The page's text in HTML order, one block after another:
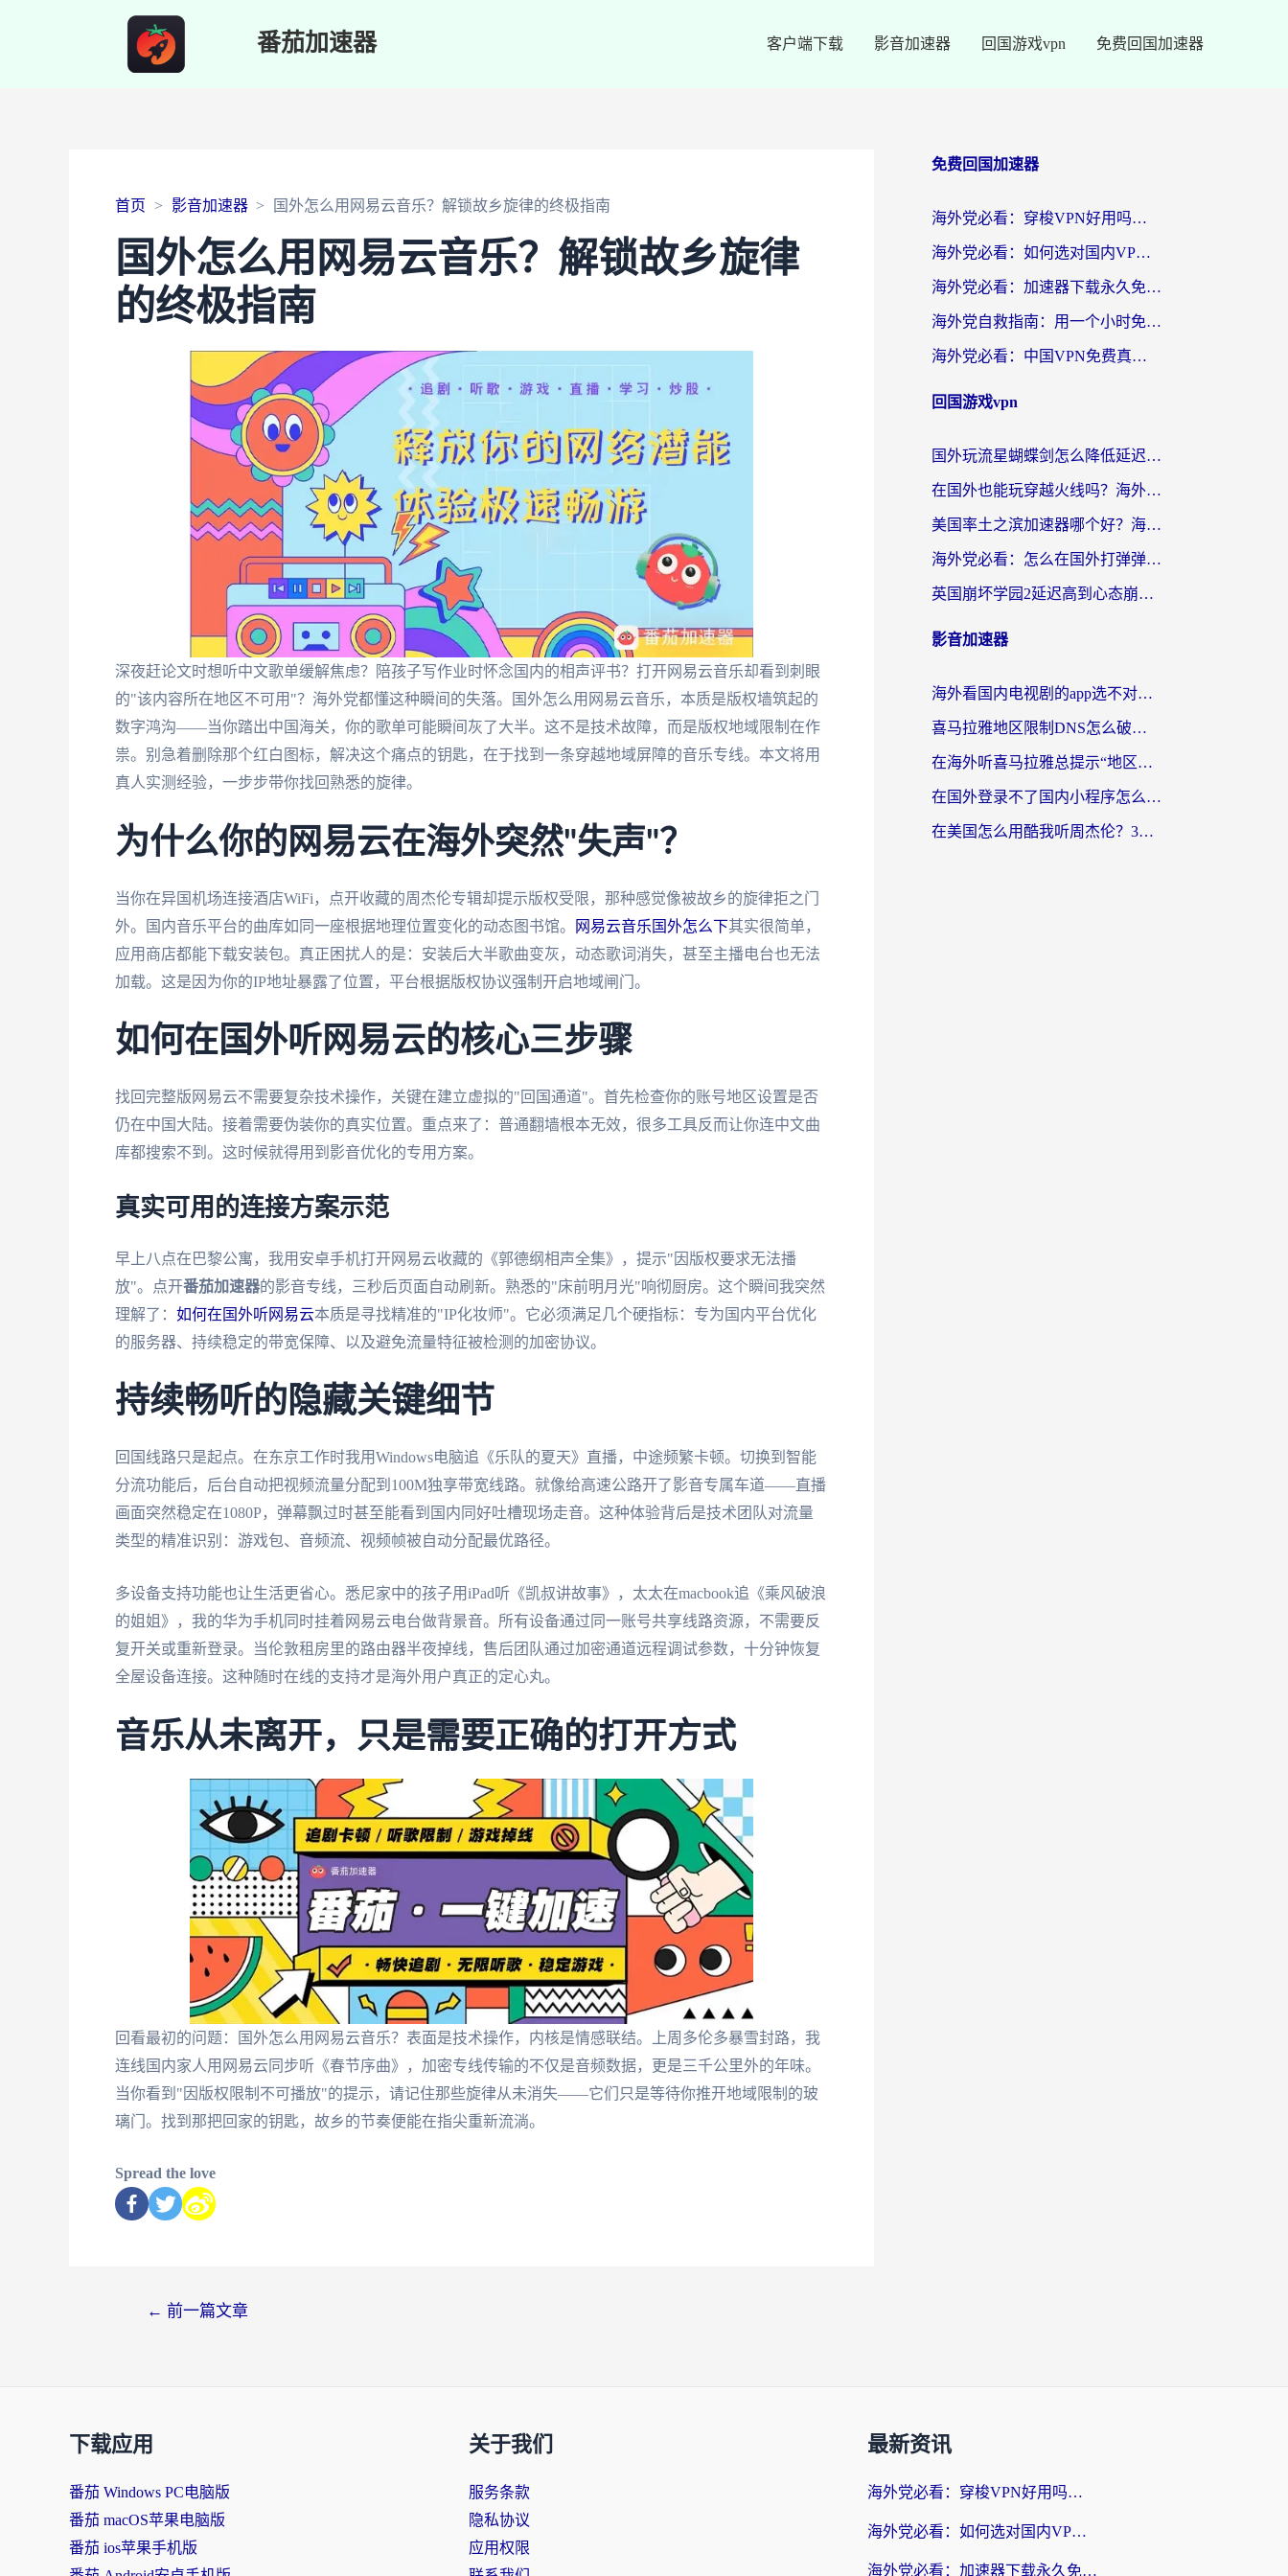
番茄加速器 客户端下载 影音加速器 回国游戏vpn 免费回国加速器
首页 影音加速器 国外怎么用网易云音乐？解锁故乡旋律的终极指南
国外怎么用网易云音乐？解锁故乡旋律
的终极指南
深夜赶论文时想听中文歌单缓解焦虑？陪孩子写作业时怀念国内的相声评书？打开网易云音乐却看到刺眼
的"该内容所在地区不可用"？海外党都懂这种瞬间的失落。国外怎么用网易云音乐，本质是版权墙筑起的
数字鸿沟——当你踏出中国海关，你的歌单可能瞬间灰了大半。这不是技术故障，而是版权地域限制在作
祟。别急着删除那个红白图标，解决这个痛点的钥匙，在于找到一条穿越地域屏障的音乐专线。本文将用
真人实测经验，一步步带你找回熟悉的旋律。
为什么你的网易云在海外突然"失声"？
当你在异国机场连接酒店WiFi，点开收藏的周杰伦专辑却提示版权受限，那种感觉像被故乡的旋律拒之门
外。国内音乐平台的曲库如同一座根据地理位置变化的动态图书馆。
网易云音乐国外怎么下其实很简单，
应用商店都能下载安装包。真正困扰人的是：安装后大半歌曲变灰，动态歌词消失，甚至主播电台也无法
加载。这是因为你的IP地址暴露了位置，平台根据版权协议强制开启地域闸门。
如何在国外听网易云的核心三步骤
找回完整版网易云不需要复杂技术操作，关键在建立虚拟的"回国通道"。首先检查你的账号地区设置是否
仍在中国大陆。接着需要伪装你的真实位置。重点来了：普通翻墙根本无效，很多工具反而让你连中文曲
库都搜索不到。这时候就得用到影音优化的专用方案。
真实可用的连接方案示范
早上八点在巴黎公寓，我用安卓手机打开网易云收藏的《郭德纲相声全集》，提示"因版权要求无法播
放"。点开番茄加速器的影音专线，三秒后页面自动刷新。熟悉的"床前明月光"响彻厨房。这个瞬间我突然
理解了： 如何在国外听网易云本质是寻找精准的"IP化妆师"。它必须满足几个硬指标：专为国内平台优化
的服务器、持续稳定的带宽保障、以及避免流量特征被检测的加密协议。
持续畅听的隐藏关键细节
回国线路只是起点。在东京工作时我用Windows电脑追《乐队的夏天》直播，中途频繁卡顿。切换到智能
分流功能后，后台自动把视频流量分配到100M独享带宽线路。就像给高速公路开了影音专属车道——直播
画面突然稳定在1080P，弹幕飘过时甚至能看到国内同好吐槽现场走音。这种体验背后是技术团队对流量
类型的精准识别：游戏包、音频流、视频帧被自动分配最优路径。
多设备支持功能也让生活更省心。悉尼家中的孩子用iPad听《凯叔讲故事》，太太在macbook追《乘风破浪
的姐姐》，我的华为手机同时挂着网易云电台做背景音。所有设备通过同一账号共享线路资源，不需要反
复开关或重新登录。当伦敦租房里的路由器半夜掉线，售后团队通过加密通道远程调试参数，十分钟恢复
全屋设备连接。这种随时在线的支持才是海外用户真正的定心丸。
音乐从未离开，只是需要正确的打开方式
回看最初的问题：国外怎么用网易云音乐？表面是技术操作，内核是情感联结。上周多伦多暴雪封路，我
连线国内家人用网易云同步听《春节序曲》，加密专线传输的不仅是音频数据，更是三千公里外的年味。
当你看到"因版权限制不可播放"的提示，请记住那些旋律从未消失——它们只是等待你推开地域限制的玻
璃门。找到那把回家的钥匙，故乡的节奏便能在指尖重新流淌。
Spread the love
← 前一篇文章
免费回国加速器
海外党必看：穿梭VPN好用吗？和云帆VPN对比哪个回国效果更好？附真实测评+避坑指南
海外党必看：如何选对国内VPN，实现无缝访问国内资源？
海外党必看：加速器下载永久免费版真的存在吗？教你无缝访问国内资源的正确姿势
海外党自救指南：用一个小时免费加速器，轻松打破国内资源访问壁垒？
海外党必看：中国VPN免费真的靠谱吗？手把手教你选对回国加速器
回国游戏vpn
国外玩流星蝴蝶剑怎么降低延迟？海外党必看的加速秘籍（含欧洲鸣潮&彩虹岛优化攻略）
在国外也能玩穿越火线吗？海外玩家国服游戏畅玩终极指南
美国率土之滨加速器哪个好？海外党国服游戏畅玩终极指南（附多游戏解决方案）
海外党必看：怎么在国外打弹弹堂不卡？番茄加速器亲测指南
英国崩坏学园2延迟高到心态崩？海外党国服游戏加速终极指南
影音加速器
海外看国内电视剧的app选不对？这份回国加速器避坑指南帮你流畅追剧
喜马拉雅地区限制DNS怎么破？海外党听国内音乐听书的终极解决方案
在海外听喜马拉雅总提示“地区限制”？3步轻松解除+听国内音乐全攻略
在国外登录不了国内小程序怎么办？选对回国加速器，轻松解锁国内资源
在美国怎么用酷我听周杰伦？3步搞定海外听歌难题
下载应用
番茄 Windows PC电脑版
番茄 macOS苹果电脑版
番茄 ios苹果手机版
关于我们
服务条款
隐私协议
应用权限
最新资讯
海外党必看：穿梭VPN好用吗？和云帆VPN对比哪个回国效果更好？附真实测评+避坑指南
海外党必看：如何选对国内VPN，实现无缝访问国内资源？
海外党必看：加速器下载永久免费版真的存在吗？教你无缝访问国内资源的正确姿势